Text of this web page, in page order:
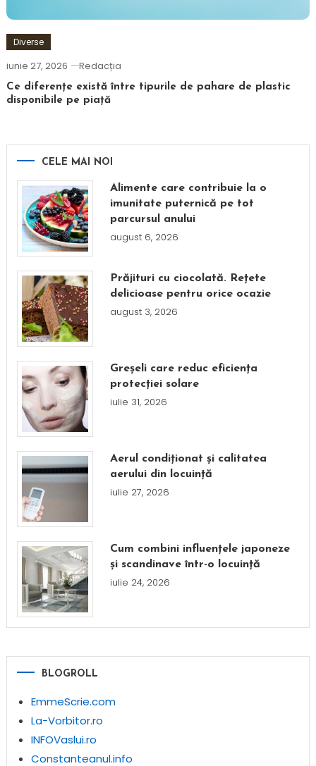
Diverse
iunie 27, 2026 Redacția
Ce diferențe există între tipurile de pahare de plastic
disponibile pe piață
CELE MAI NOI
Alimente care contribuie la o
imunitate puternică pe tot
parcursul anului
august 6, 2026
Prăjituri cu ciocolată. Rețete
delicioase pentru orice ocazie
august 3, 2026
Greșeli care reduc eficiența
protecției solare
iulie 31, 2026
Aerul condiționat și calitatea
aerului din locuință
iulie 27, 2026
Cum combini influențele japoneze
și scandinave într-o locuință
iulie 24, 2026
BLOGROLL
EmmeScrie.com
La-Vorbitor.ro
INFOVaslui.ro
Constanteanul.info